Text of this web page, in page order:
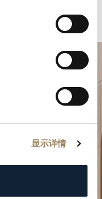
显示详情
刻
錶作品。